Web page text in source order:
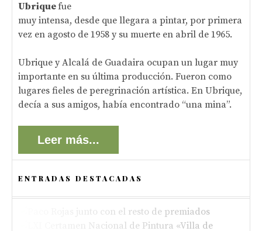
Ubriquefue
muy intensa, desde que llegara a pintar, por primera
vez en agosto de 1958 y su muerte en abril de 1965.
Ubrique y Alcalá de Guadaira ocupan un lugar muy
importante en su última producción. Fueron como
lugares fieles de peregrinación artística. En Ubrique,
decía a sus amigos, había encontrado “una mina”.
Leer más...
ENTRADAS DESTACADAS